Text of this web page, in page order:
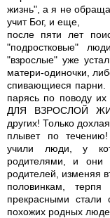
жизнь", а я не
учит Бог, и еще,
после пяти лет
"подростковые"
"взрослые" уже
матери-одиночки,
спивающиеся парни.
парясь по поводу
ДЛЯ ВЗРОСЛОЙ
других! Только
плывет по
учили люди, у
родителями, и они
родителей, изменяя
половинкам,
прекрасными
похожих родных